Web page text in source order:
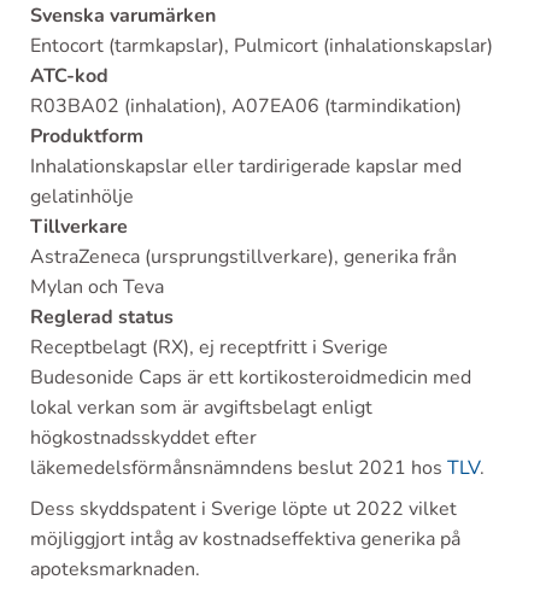
Svenska varumärken
Entocort (tarmkapslar), Pulmicort (inhalationskapslar)
ATC-kod
R03BA02 (inhalation), A07EA06 (tarmindikation)
Produktform
Inhalationskapslar eller tardirigerade kapslar med
gelatinhölje
Tillverkare
AstraZeneca (ursprungstillverkare), generika från
Mylan och Teva
Reglerad status
Receptbelagt (RX), ej receptfritt i Sverige
Budesonide Caps är ett kortikosteroidmedicin med
lokal verkan som är avgiftsbelagt enligt
högkostnadsskyddet efter
läkemedelsförmånsnämndens beslut 2021 hos TLV.
Dess skyddspatent i Sverige löpte ut 2022 vilket
möjliggjort intåg av kostnadseffektiva generika på
apoteksmarknaden.